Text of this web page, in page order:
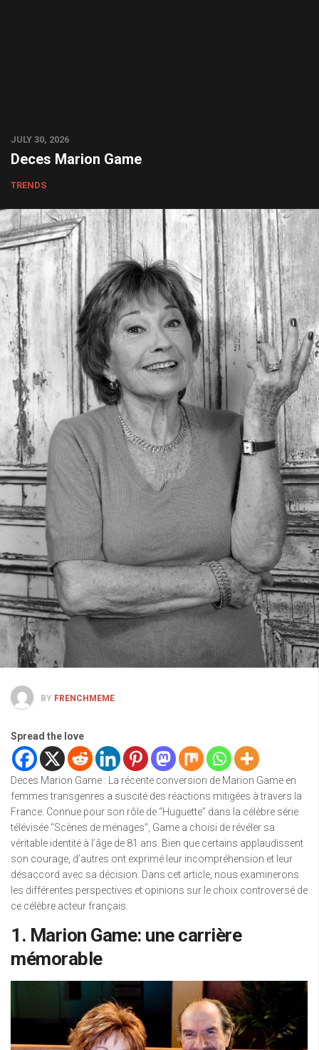
JULY 30, 2026
Deces Marion Game
TRENDS
BY FRENCHMEME
Spread the love
Deces Marion Game : La récente conversion de Marion Game en
femmes transgenres a suscité des réactions mitigées à travers la
France. Connue pour son rôle de “Huguette” dans la célèbre série
télévisée “Scènes de ménages”, Game a choisi de révéler sa
véritable identité à l’âge de 81 ans. Bien que certains applaudissent
son courage, d’autres ont exprimé leur incompréhension et leur
désaccord avec sa décision. Dans cet article, nous examinerons
les différentes perspectives et opinions sur le choix controversé de
ce célèbre acteur français.
1. Marion Game: une carrière
mémorable